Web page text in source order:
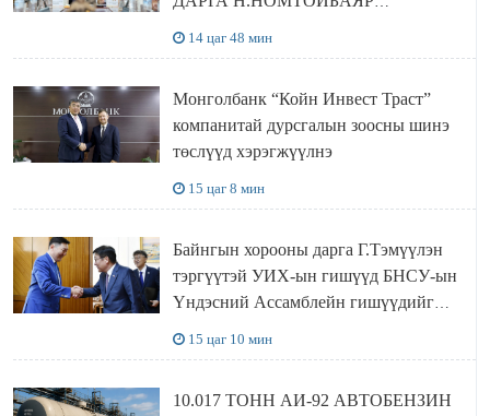
14 цаг 48 мин
Монголбанк “Койн Инвест Траст”
компанитай дурсгалын зоосны шинэ
төслүүд хэрэгжүүлнэ
15 цаг 8 мин
Байнгын хорооны дарга Г.Тэмүүлэн
тэргүүтэй УИХ-ын гишүүд БНСУ-ын
Үндэсний Ассамблейн гишүүдийг
15 цаг 10 мин
10.017 ТОНН АИ-92 АВТОБЕНЗИН